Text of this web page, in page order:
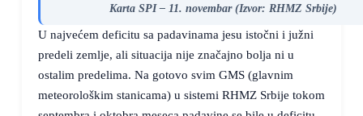
Karta SPI – 11. novembar (Izvor: RHMZ Srbije)
U najvećem deficitu sa padavinama jesu istočni i južni
predeli zemlje, ali situacija nije značajno bolja ni u
ostalim predelima. Na gotovo svim GMS (glavnim
meteorološkim stanicama) u sistemi RHMZ Srbije tokom